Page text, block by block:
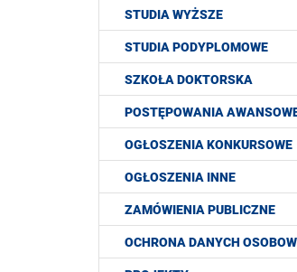
STUDIA WYŻSZE
STUDIA PODYPLOMOWE
SZKOŁA DOKTORSKA
POSTĘPOWANIA
OGŁOSZENIA KONKURSOWE
OGŁOSZENIA INNE
ZAMÓWIENIA PUBLICZNE
OCHRONA DANYCH